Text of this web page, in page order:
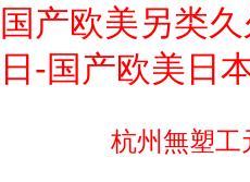
国产欧美另类
日-国产欧美日
杭州無塑工